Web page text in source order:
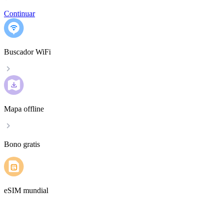
Continuar
Buscador WiFi
Mapa offline
Bono gratis
eSIM mundial